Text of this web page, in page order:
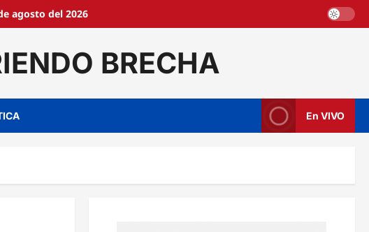
agosto del 2026
BRECHA
En VIVO